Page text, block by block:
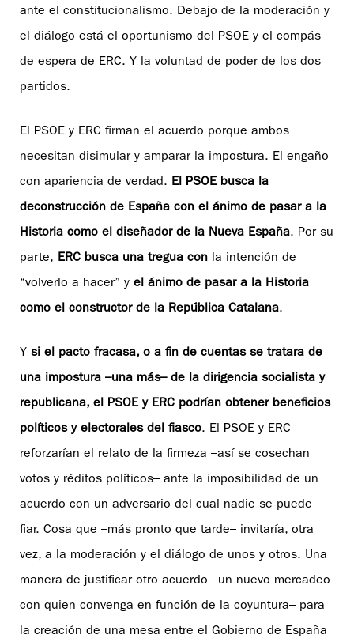
ante el constitucionalismo. Debajo de la moderación y
el diálogo está el oportunismo del PSOE y el compás
de espera de ERC. Y la voluntad de poder de los dos
partidos.
El PSOE y ERC firman el acuerdo porque ambos
necesitan disimular y amparar la impostura. El engaño
con apariencia de verdad. El PSOE busca la
deconstrucción de España con el ánimo de pasar a la
Historia como el diseñador de la Nueva España. Por su
parte, ERC busca una tregua con la intención de
“volverlo a hacer” y el ánimo de pasar a la Historia
como el constructor de la República Catalana.
Y si el pacto fracasa, o a fin de cuentas se tratara de
una impostura –una más– de la dirigencia socialista y
republicana, el PSOE y ERC podrían obtener beneficios
políticos y electorales del fiasco. El PSOE y ERC
reforzarían el relato de la firmeza –así se cosechan
votos y réditos políticos– ante la imposibilidad de un
acuerdo con un adversario del cual nadie se puede
fiar. Cosa que –más pronto que tarde– invitaría, otra
vez, a la moderación y el diálogo de unos y otros. Una
manera de justificar otro acuerdo –un nuevo mercadeo
con quien convenga en función de la coyuntura– para
la creación de una mesa entre el Gobierno de España